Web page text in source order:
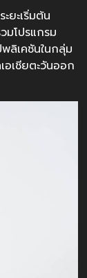
ยะเริ่มต้น
โปรแกรม
ลิเคชันในกลุ่ม
เชียตะวันออก